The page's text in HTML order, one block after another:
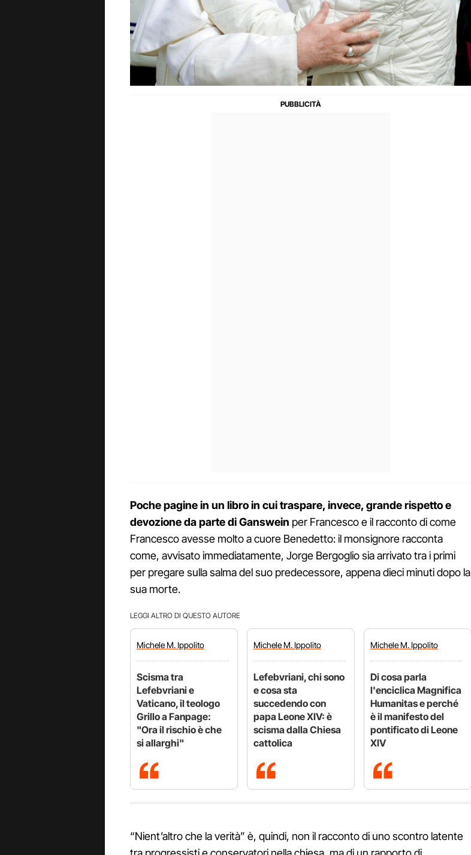
Poche pagine in un libro in cui traspare, invece, grande rispetto e
devozione da parte di Ganswein per Francesco e il racconto di come
Francesco avesse molto a cuore Benedetto: il monsignore racconta
come, avvisato immediatamente, Jorge Bergoglio sia arrivato tra i primi
per pregare sulla salma del suo predecessore, appena dieci minuti dopo la
sua morte.
LEGGI ALTRO DI QUESTO AUTORE
MicheleM. Ippolito
Scisma tra
Lefebvriani e
Vaticano, il teologo
Grillo a Fanpage:
"Ora il rischio è che
si allarghi"
MicheleM. Ippolito
Lefebvriani, chi sono
e cosa sta
succedendo con
papa Leone XIV: è
scisma dalla Chiesa
cattolica
MicheleM. Ippolito
Di cosa parla
l'enciclica Magnifica
Humanitas e perché
è il manifesto del
pontificato di Leone
XIV
“Nient’altro che la verità” è, quindi, non il racconto di uno scontro latente